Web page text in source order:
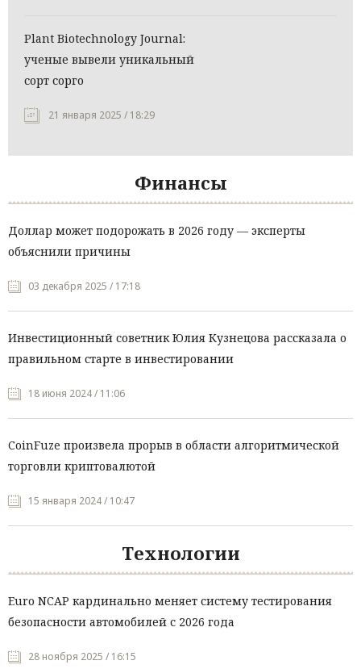
Plant Biotechnology Journal:
ученые вывели уникальный
сорт сорго
21 января 2025 / 18:29
Финансы
Доллар может подорожать в 2026 году — эксперты
объяснили причины
03 декабря 2025 / 17:18
Инвестиционный советник Юлия Кузнецова рассказала о
правильном старте в инвестировании
18 июня 2024 / 11:06
CoinFuze произвела прорыв в области алгоритмической
торговли криптовалютой
15 января 2024 / 10:47
Технологии
Euro NCAP кардинально меняет систему тестирования
безопасности автомобилей с 2026 года
28 ноября 2025 / 16:15